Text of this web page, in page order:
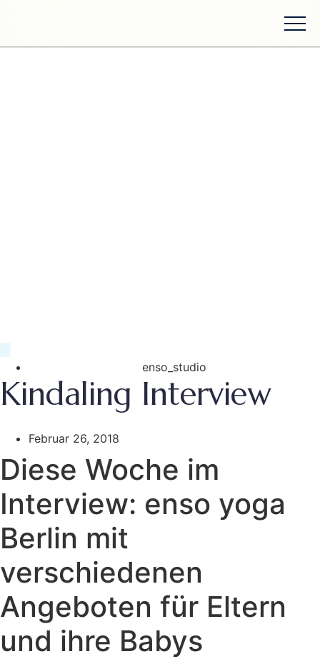
enso_studio
Kindaling Interview
Februar 26, 2018
Diese Woche im
Interview: enso yoga
Berlin mit
verschiedenen
Angeboten für Eltern
und ihre Babys